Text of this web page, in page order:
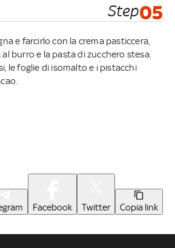
Step05
e farcirlo con la crema pasticcera,
burro e la pasta di zucchero stesa.
le foglie di isomalto e i pistacchi
Facebook Twitter Copia link